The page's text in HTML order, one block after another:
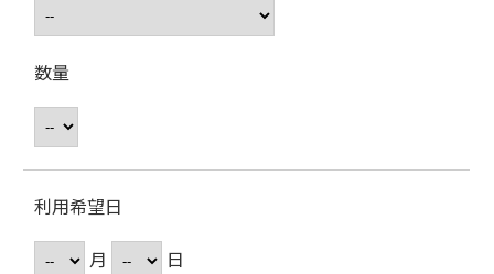
数量
利用希望日
月
日